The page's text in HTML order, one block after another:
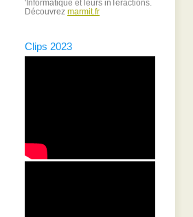
'Informatique et leurs inTeractions.
Découvrez marmit.fr
Clips 2023